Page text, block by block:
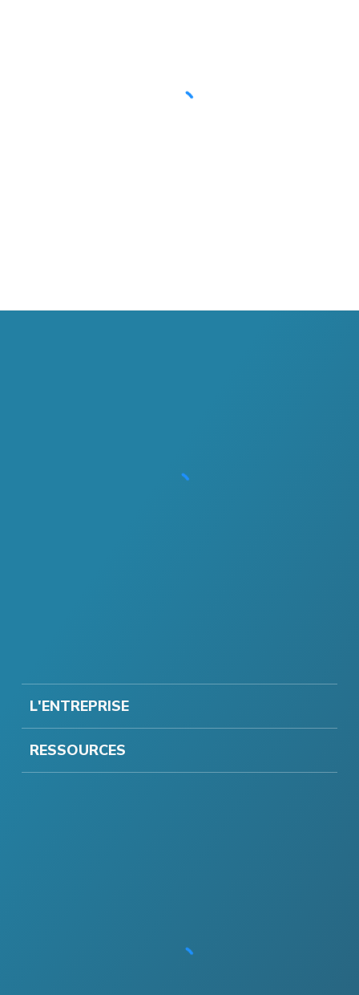
L'ENTREPRISE
RESSOURCES